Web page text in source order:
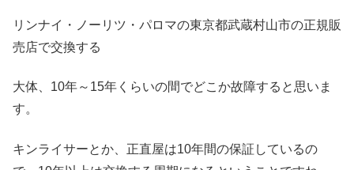
リンナイ・ノーリツ・パロマの東京都武蔵村山市の正規販
売店で交換する
大体、10年～15年くらいの間でどこか故障すると思いま
す。
キンライサーとか、正直屋は10年間の保証しているの